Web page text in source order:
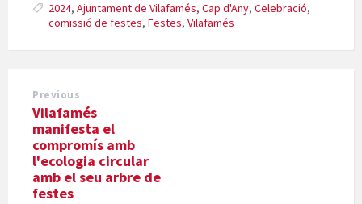
2024, Ajuntament de Vilafamés, Cap d'Any, Celebració,
comissió de festes, Festes, Vilafamés
Previous
Vilafamés
manifesta el
compromís amb
l'ecologia circular
amb el seu arbre de
festes